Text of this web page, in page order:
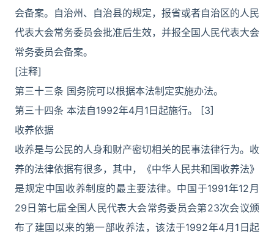
会备案。自治州、自治县的规定，报省或者自治区的人民
代表大会常务委员会批准后生效，并报全国人民代表大会
常务委员会备案。
[注释]
第三十三条 国务院可以根据本法制定实施办法。
第三十四条 本法自1992年4月1日起施行。 [3]
收养依据
收养是与公民的人身和财产密切相关的民事法律行为。收
养的法律依据有很多，其中，《中华人民共和国收养法》
是规定中国收养制度的最主要法律。中国于1991年12月
29日第七届全国人民代表大会常务委员会第23次会议颁
布了建国以来的第一部收养法，该法于1992年4月1日起